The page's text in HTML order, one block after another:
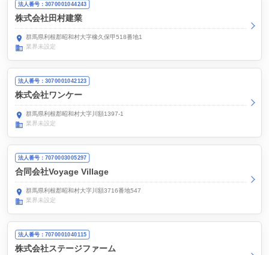
法人番号：3070001044243
株式会社田村建業
群馬県利根郡昭和村大字橡久保甲518番地1
業界未設定
法人番号：3070001042123
株式会社ワンケー
群馬県利根郡昭和村大字川額1397-1
業界未設定
法人番号：7070003005297
合同会社Voyage Village
群馬県利根郡昭和村大字川額3716番地547
業界未設定
法人番号：7070001040115
株式会社ステージファーム